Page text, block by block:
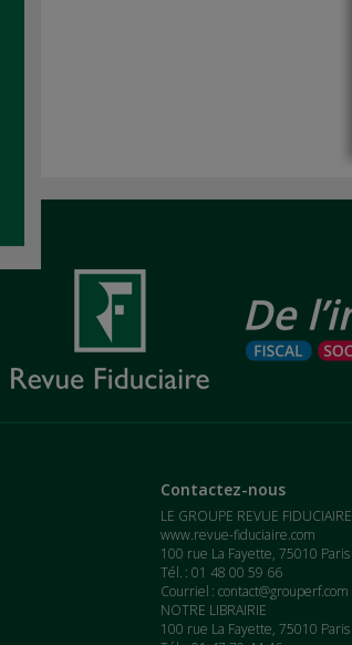
Contactez-nous
LE GROUPE REVUE FIDUCIAIRE
www.revue-fiduciaire.com
100 rue La Fayette, 75010 Paris
Tél. : 01 48 00 59 66
Courriel : contact@grouperf.com
NOTRE LIBRAIRIE
100 rue La Fayette, 75010 Paris